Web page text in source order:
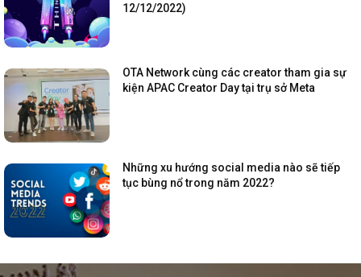
12/12/2022)
OTA Network cùng các creator tham gia sự
kiện APAC Creator Day tại trụ sở Meta
Những xu hướng social media nào sẽ tiếp
tục bùng nổ trong năm 2022?